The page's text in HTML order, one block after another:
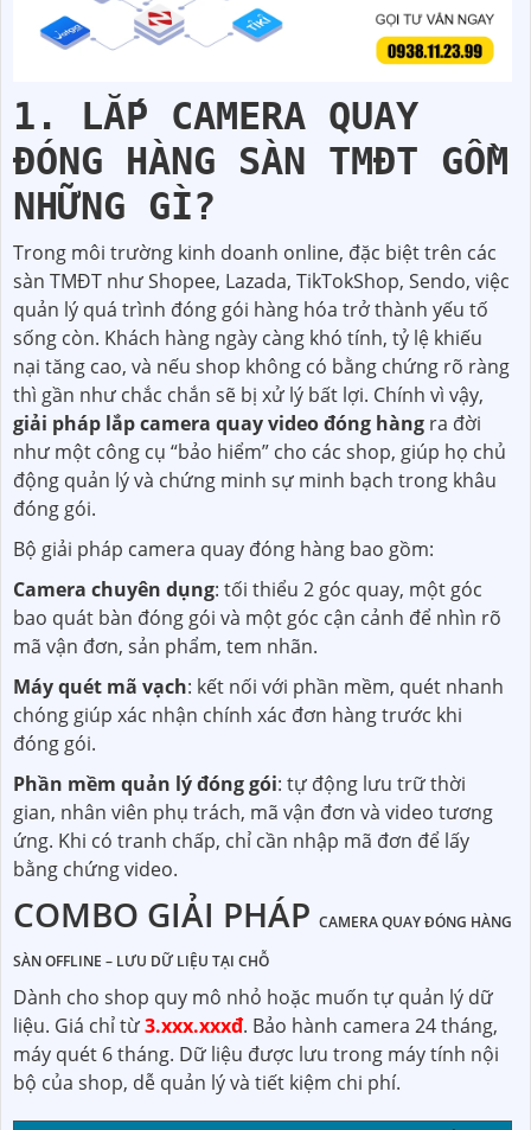
1. LẮP CAMERA QUAY
ĐÓNG HÀNG SÀN TMĐT GỒM
NHỮNG GÌ?
Trong môi trường kinh doanh online, đặc biệt trên các
sàn TMĐT như Shopee, Lazada, TikTokShop, Sendo, việc
quản lý quá trình đóng gói hàng hóa trở thành yếu tố
sống còn. Khách hàng ngày càng khó tính, tỷ lệ khiếu
nại tăng cao, và nếu shop không có bằng chứng rõ ràng
thì gần như chắc chắn sẽ bị xử lý bất lợi. Chính vì vậy,
giải pháp lắp camera quay video đóng hàng ra đời
như một công cụ “bảo hiểm” cho các shop, giúp họ chủ
động quản lý và chứng minh sự minh bạch trong khâu
đóng gói.
Bộ giải pháp camera quay đóng hàng bao gồm:
Camera chuyên dụng: tối thiểu 2 góc quay, một góc
bao quát bàn đóng gói và một góc cận cảnh để nhìn rõ
mã vận đơn, sản phẩm, tem nhãn.
Máy quét mã vạch: kết nối với phần mềm, quét nhanh
chóng giúp xác nhận chính xác đơn hàng trước khi
đóng gói.
Phần mềm quản lý đóng gói: tự động lưu trữ thời
gian, nhân viên phụ trách, mã vận đơn và video tương
ứng. Khi có tranh chấp, chỉ cần nhập mã đơn để lấy
bằng chứng video.
COMBO GIẢI PHÁP CAMERA QUAY ĐÓNG HÀNG
SÀNOFFLINE – LƯU DỮ LIỆU TẠI CHỖ
Dành cho shop quy mô nhỏ hoặc muốn tự quản lý dữ
liệu. Giá chỉ từ3.xxx.xxxđ. Bảo hành camera 24 tháng,
máy quét 6 tháng. Dữ liệu được lưu trong máy tính nội
bộ của shop, dễ quản lý và tiết kiệm chi phí.